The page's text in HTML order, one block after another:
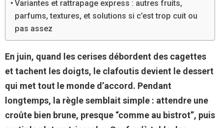
Variantes et rattrapage express : autres fruits,
parfums, textures, et solutions si c’est trop cuit ou
pas assez
En juin, quand les cerises débordent des cagettes
et tachent les doigts, le clafoutis devient le dessert
qui met tout le monde d’accord. Pendant
longtemps, la règle semblait simple : attendre une
croûte bien brune, presque “comme au bistrot”, puis